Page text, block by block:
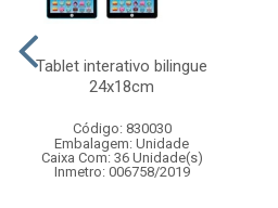
Tablet interativo bilingue
24x18cm
Código: 830030
Embalagem: Unidade
Caixa Com: 36 Unidade(s)
Inmetro: 006758/2019